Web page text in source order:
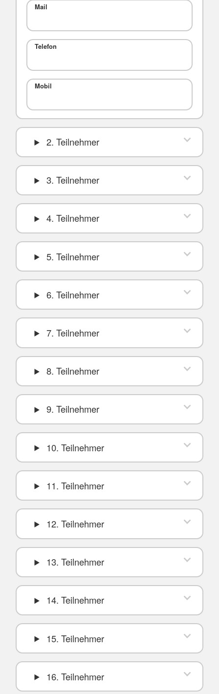
Mail
Telefon
Mobil
2. Teilnehmer
3. Teilnehmer
4. Teilnehmer
5. Teilnehmer
6. Teilnehmer
7. Teilnehmer
8. Teilnehmer
9. Teilnehmer
10. Teilnehmer
11. Teilnehmer
12. Teilnehmer
13. Teilnehmer
14. Teilnehmer
15. Teilnehmer
16. Teilnehmer